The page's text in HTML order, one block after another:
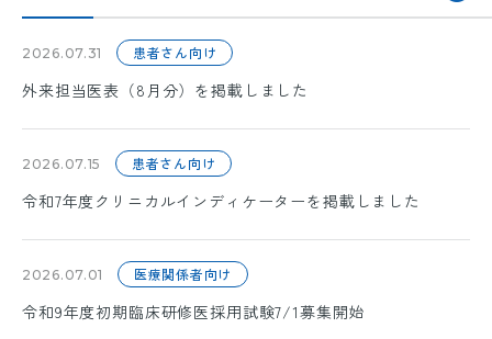
2026.07.31 患者さん向け
外来担当医表（8月分）を掲載しました
2026.07.15 患者さん向け
令和7年度クリニカルインディケーターを掲載しました
2026.07.01 医療関係者向け
令和9年度初期臨床研修医採用試験7/1募集開始